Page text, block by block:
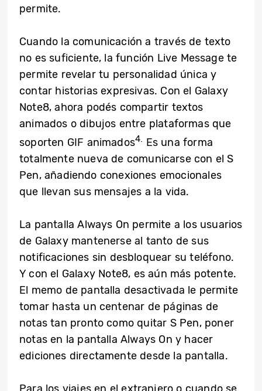
permite.
Cuando la comunicación a través de texto
no es suficiente, la función Live Message te
permite revelar tu personalidad única y
contar historias expresivas. Con el Galaxy
Note8, ahora podés compartir textos
animados o dibujos entre plataformas que
soporten GIF animados4. Es una forma
totalmente nueva de comunicarse con el S
Pen, añadiendo conexiones emocionales
que llevan sus mensajes a la vida.
La pantalla Always On permite a los usuarios
de Galaxy mantenerse al tanto de sus
notificaciones sin desbloquear su teléfono.
Y con el Galaxy Note8, es aún más potente.
El memo de pantalla desactivada le permite
tomar hasta un centenar de páginas de
notas tan pronto como quitar S Pen, poner
notas en la pantalla Always On y hacer
ediciones directamente desde la pantalla.
Para los viajes en el extranjero o cuando se